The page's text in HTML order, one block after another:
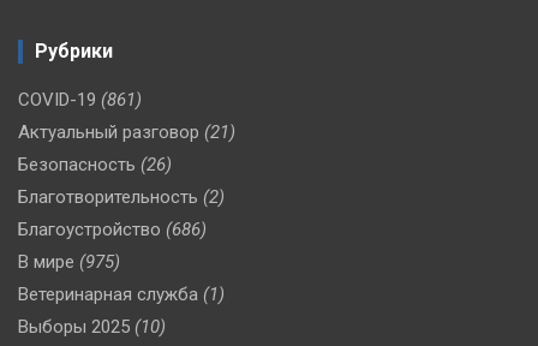
Рубрики
COVID-19 (861)
Актуальный разговор (21)
Безопасность (26)
Благотворительность (2)
Благоустройство (686)
В мире (975)
Ветеринарная служба (1)
Выборы 2025 (10)